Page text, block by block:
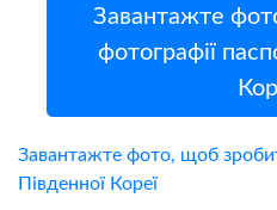
Завантажте
фотографії
Завантажте фото, щоб
Південної Кореї